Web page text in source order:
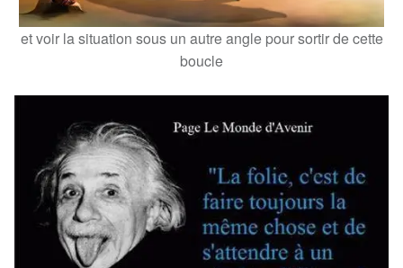
et voir la situation sous un autre angle pour sortir de cette
boucle